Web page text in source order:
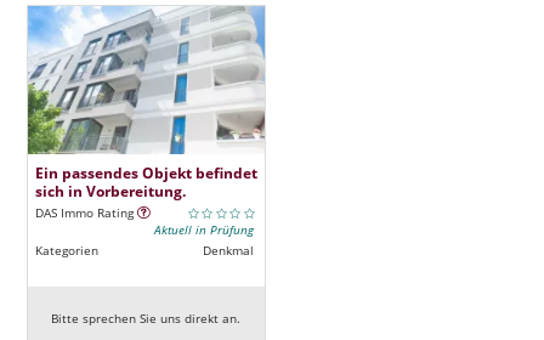
Ein passendes Objekt befindet
sich in Vorbereitung.
DAS Immo Rating
Aktuell in Prüfung
Kategorien
Denkmal
Bitte sprechen Sie uns direkt an.